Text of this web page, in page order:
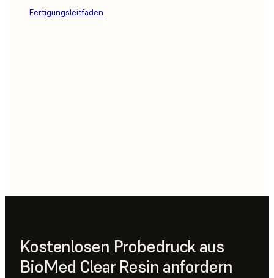
Fertigungsleitfaden
Kostenlosen Probedruck aus
BioMed Clear Resin anfordern